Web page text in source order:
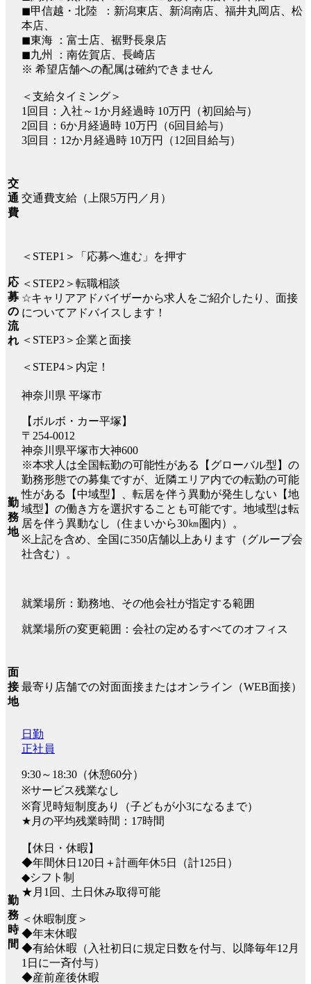
◼︎甲信越・北陸 ：新潟東店、新潟南店、福井丸岡店、松
本店、
◼︎東海 ：富士店、裾野長泉店
◼︎九州 ：南佐賀店、長崎店
※ 希望店舗への配属は確約できません
＜支給タイミング＞
1回目：入社～1か月経過時 10万円（初回給与）
2回目：6か月経過時 10万円（6回目給与）
3回目：12か月経過時 10万円（12回目給与）
交
通
費
交通費支給（上限5万円／月）
応
募
の
流
れ
＜STEP1＞「応募へ進む」を押す
＜STEP2＞転職相談
☆キャリアアドバイザーから求人をご紹介したり、面接
についてアドバイスします！
＜STEP3＞企業と面接
＜STEP4＞内定！
勤
務
地
神奈川県 平塚市
【ボルボ・カー平塚】
〒254-0012
神奈川県平塚市大神600
※本求人は全国転勤の可能性がある【グローバル型】の
勤務形態での募集ですが、近隣エリア内での転勤の可能
性がある【中域型】、転居を伴う異動が発生しない【地
域型】の働き方を選択することも可能です。地域型は転
居を伴う異動なし（住まいから30㎞圏内）。
※上記を含め、全国に350店舗以上あります（グループ会
社含む）。
就業場所：勤務地、その他会社が指定する範囲
就業場所の変更範囲：会社の定めるすべてのオフィス
面
接
地
最寄り店舗での対面面接またはオンライン（WEB面接）
勤
務
時
間
日勤
正社員
9:30～18:30（休憩60分）
※サービス残業なし
※育児時短制度あり（子どもが小3になるまで）
★月の平均残業時間：17時間
【休日・休暇】
◆年間休日120日＋計画年休5日（計125日）
◆シフト制
★月1回、土日休み取得可能
＜休暇制度＞
◆年末休暇
◆有給休暇（入社初日に規定日数を付与、以降毎年12月
1日に一斉付与）
◆産前産後休暇